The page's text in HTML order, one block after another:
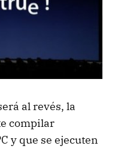
al revés, la
compilar
y que se ejecuten